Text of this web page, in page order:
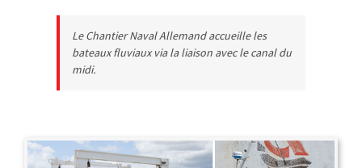
Le Chantier Naval Allemand accueille les
bateaux fluviaux via la liaison avec le canal du
midi.